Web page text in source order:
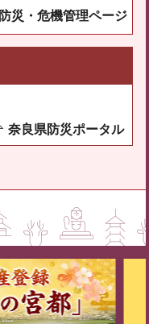
防災・危機管理ページ
奈良県防災ポータル